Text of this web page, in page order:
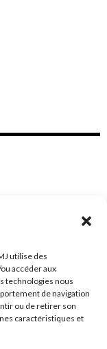
utilise des
accéder aux
technologies nous
de navigation
ou de retirer son
caractéristiques et